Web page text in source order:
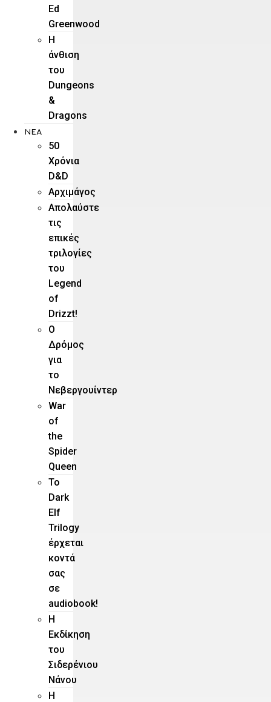
Ed
Greenwood
Η
άνθιση
του
Dungeons
&
Dragons
ΝΕΑ
50
Χρόνια
D&D
Αρχιμάγος
Aπολαύστε
τις
επικές
τριλογίες
του
Legend
of
Drizzt!
O
Δρόμος
για
το
Νεβεργουίντερ
War
of
the
Spider
Queen
Το
Dark
Elf
Trilogy
έρχεται
κοντά
σας
σε
audiobook!
Η
Εκδίκηση
του
Σιδερένιου
Νάνου
Η